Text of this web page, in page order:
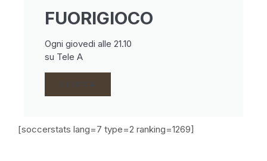
FUORIGIOCO
Ogni giovedi alle 21.10
su Tele A
CLICCA
[soccerstats lang=7 type=2 ranking=1269]